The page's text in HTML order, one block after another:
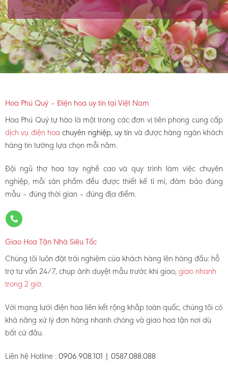
Hoa Phú Quý – Điện hoa uy tín tại Việt Nam
Hoa Phú Quý tự hào là một trong các đơn vị tiên phong cung cấp
dịch vụ điện hoachuyên nghiệp, uy tín và được hàng ngàn khách
hàng tin tưởng lựa chọn mỗi năm.
Đội ngũ thợ hoa tay nghề cao và quy trình làm việc chuyên
nghiệp, mỗi sản phẩm đều được thiết kế tỉ mỉ, đảm bảo đúng
mẫu – đúng thời gian – đúng địa điểm.
Giao Hoa Tận Nhà Siêu Tốc
Chúng tôi luôn đặt trải nghiệm của khách hàng lên hàng đầu: hỗ
trợ tư vấn 24/7, chụp ảnh duyệt mẫu trước khi giao,giao nhanh
trong 2 giờ.
Với mạng lưới điện hoa liên kết rộng khắp toàn quốc, chúng tôi có
khả năng xử lý đơn hàng nhanh chóng và giao hoa tận nơi dù
bất cứ đâu.
Liên hệ Hotline : 0906.908.101 | 0587.088.088